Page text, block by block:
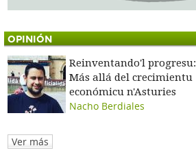
OPINIÓN
Reinventando'l progresu:
Más allá del crecimientu
económicu n'Asturies
Nacho Berdiales
Ver más